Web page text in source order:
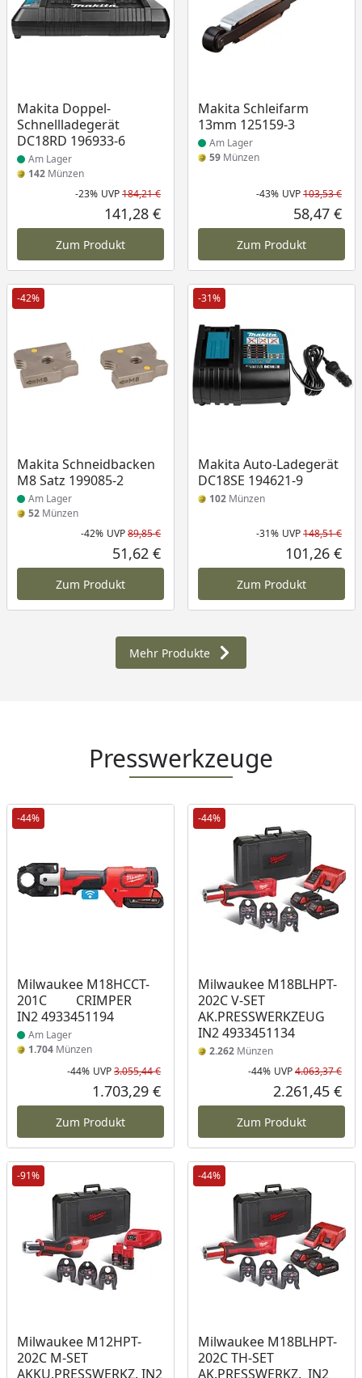
Makita Doppel-
Schnellladegerät
DC18RD 196933-6
Produkt am Lager
Am Lager
142 Münzen
Rabatt in Prozent
-23%
Ursprünglicher Preis
UVP184,21 €
Aktueller Preis
141,28 €
Zum Produkt
Makita Schleifarm
13mm 125159-3
Produkt am Lager
Am Lager
59 Münzen
-43% UVP103,53 €
58,47 €
Zum Produkt
-42%
Makita Schneidbacken
M8 Satz 199085-2
Produkt am Lager
Am Lager
52 Münzen
Rabatt in Prozent
-42%
Ursprünglicher Preis
UVP89,85 €
Aktueller Preis
51,62 €
Zum Produkt
-31%
Makita Auto-Ladegerät
DC18SE 194621-9
102 Münzen
-31% UVP148,51 €
101,26 €
Zum Produkt
Mehr Produkte
Presswerkzeuge
-44%
Milwaukee M18HCCT-
201C CRIMPER
IN2 4933451194
Produkt am Lager
Am Lager
1.704 Münzen
Rabatt in Prozent
-44%
Ursprünglicher Preis
UVP3.055,44 €
Aktueller Preis
1.703,29 €
Zum Produkt
-44%
Milwaukee M18BLHPT-
202C V-SET
AK.PRESSWERKZEUG
IN2 4933451134
2.262 Münzen
-44% UVP4.063,37 €
2.261,45 €
Zum Produkt
-91%
Milwaukee M12HPT-
202C M-SET
AKKU.PRESSWERKZ. IN2
Produkt am Lager
-44%
Milwaukee M18BLHPT-
202C TH-SET
AK.PRESSWERKZ. IN2